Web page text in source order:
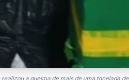
a queima de mais de uma tonelada de